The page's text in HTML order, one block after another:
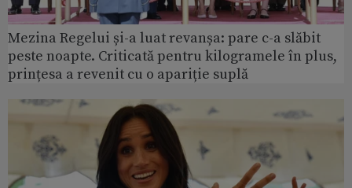
Mezina Regelui și-a luat revanșa: pare c-a slăbit
peste noapte. Criticată pentru kilogramele în plus,
prințesa a revenit cu o apariție suplă